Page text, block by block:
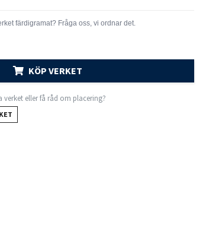
KÖP VERKET
verket eller få råd om placering?